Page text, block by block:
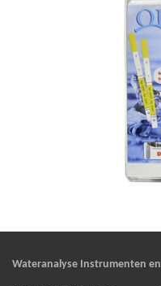
Wateranalyse Instrumenten